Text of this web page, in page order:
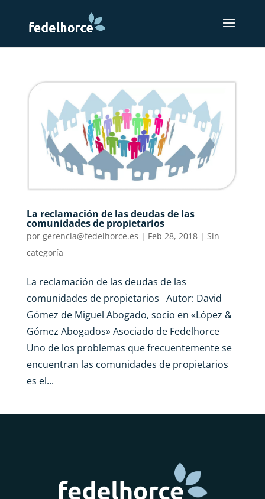
La reclamación de las deudas de las
comunidades de propietarios
por gerencia@fedelhorce.es | Feb 28, 2018| Sin
categoría
La reclamación de las deudas de las
comunidades de propietarios Autor: David
Gómez de Miguel Abogado, socio en «López &
Gómez Abogados» Asociado de Fedelhorce
Uno de los problemas que frecuentemente se
encuentran las comunidades de propietarios
es el...